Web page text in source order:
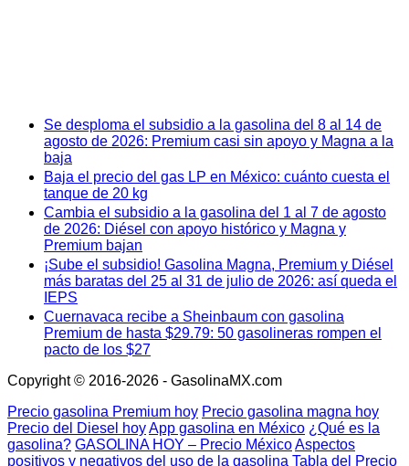
Se desploma el subsidio a la gasolina del 8 al 14 de
agosto de 2026: Premium casi sin apoyo y Magna a la
baja
Baja el precio del gas LP en México: cuánto cuesta el
tanque de 20 kg
Cambia el subsidio a la gasolina del 1 al 7 de agosto
de 2026: Diésel con apoyo histórico y Magna y
Premium bajan
¡Sube el subsidio! Gasolina Magna, Premium y Diésel
más baratas del 25 al 31 de julio de 2026: así queda el
IEPS
Cuernavaca recibe a Sheinbaum con gasolina
Premium de hasta $29.79: 50 gasolineras rompen el
pacto de los $27
Copyright © 2016-2026 - GasolinaMX.com
Precio gasolina Premium hoy Precio gasolina magna hoy
Precio del Diesel hoyApp gasolina en México ¿Qué es la
gasolina? GASOLINA HOY – Precio MéxicoAspectos
positivos y negativos del uso de la gasolina Tabla del Precio